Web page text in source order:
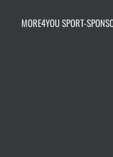
MORE4YOU SPORT-